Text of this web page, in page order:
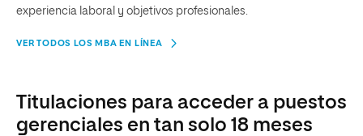
experiencia laboral y objetivos profesionales.
VER TODOS LOS MBA EN LÍNEA
Titulaciones para acceder a puestos
gerenciales en tan solo 18 meses